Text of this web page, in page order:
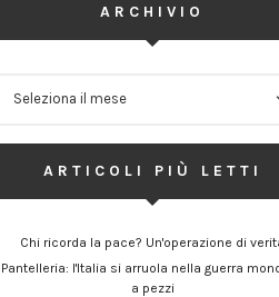
ARCHIVIO
ARTICOLI PIÙ LETTI
Chi ricorda la pace? Un'operazione di
Pantelleria: l'Italia si arruola nella guerra
a pezzi